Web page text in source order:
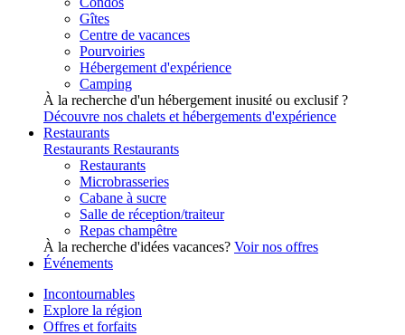
Gîtes
Centre de vacances
Pourvoiries
Hébergement d'expérience
Camping
À la recherche d'un hébergement inusité ou exclusif ?
Découvre nos chalets et hébergements d'expérience
Restaurants
Restaurants Restaurants
Restaurants
Microbrasseries
Cabane à sucre
Salle de réception/traiteur
Repas champêtre
À la recherche d'idées vacances? Voir nos offres
Événements
Incontournables
Explore la région
Offres et forfaits